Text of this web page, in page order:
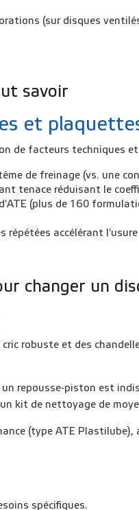
(sur disques
savoir
et
de facteurs techniques
de freinage (vs. une
tenace réduisant le
(plus de 160
répétées accélérant
changer un
cric robuste et des
repousse-piston est
kit de nettoyage de
(type ATE
spécifiques.